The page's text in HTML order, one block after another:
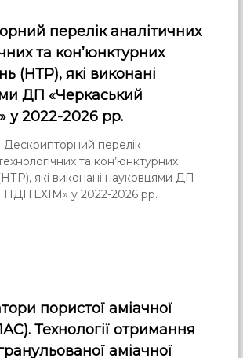
перелік аналітичних
та кон’юнктурних
(НТР), які виконані
ДП «Черкаський
у 2022-2026 рр.
Дескрипторний перелік
та кон’юнктурних
які виконані науковцями ДП
НДІТЕХІМ» у 2022-2026 рр.
пористої аміачної
Технології отримання
аміачної